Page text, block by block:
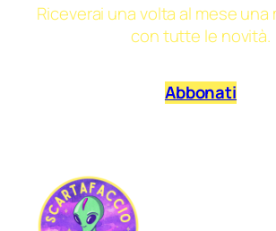
Riceverai una volta al mese
con tutte le novità.
Abbonati